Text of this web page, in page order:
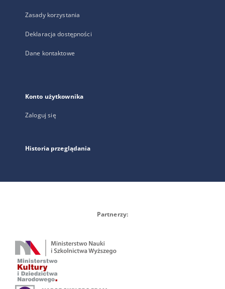
Zasady korzystania
Deklaracja dostępności
Dane kontaktowe
Konto użytkownika
Zaloguj się
Historia przeglądania
Partnerzy: